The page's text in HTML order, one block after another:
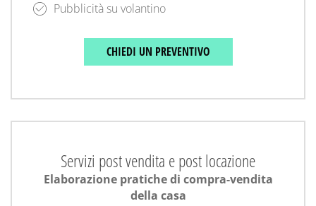
Pubblicità su volantino
CHIEDI UN PREVENTIVO
Servizi post vendita e post locazione
Elaborazione pratiche di compra-vendita
della casa